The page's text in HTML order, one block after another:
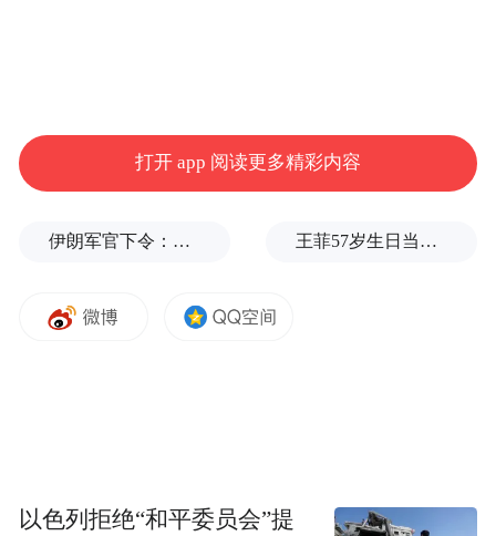
打开 app 阅读更多精彩内容
伊朗军官下令：如果美军踏上我国领土，就砍掉他们脚！ 王菲57岁生日当天，谢霆锋隔空说3次生日快乐
以色列拒绝“和平委员会”提